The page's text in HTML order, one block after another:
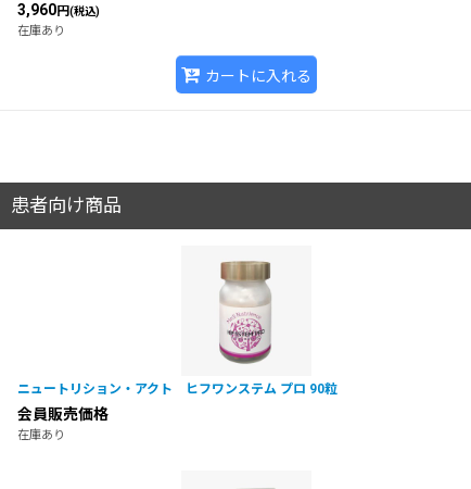
3,960円(税込)
在庫あり
カートに入れる
患者向け商品
ニュートリション・アクト ヒフワンステム プロ 90粒
会員販売価格
在庫あり